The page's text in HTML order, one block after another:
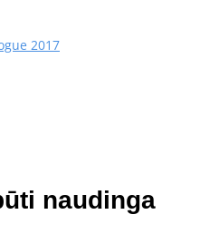
2017
naudinga